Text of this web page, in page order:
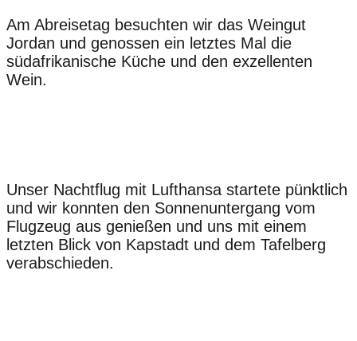
Am Abreisetag besuchten wir das Weingut
Jordan und genossen ein letztes Mal die
südafrikanische Küche und den exzellenten
Wein.
Unser Nachtflug mit Lufthansa startete pünktlich
und wir konnten den Sonnenuntergang vom
Flugzeug aus genießen und uns mit einem
letzten Blick von Kapstadt und dem Tafelberg
verabschieden.